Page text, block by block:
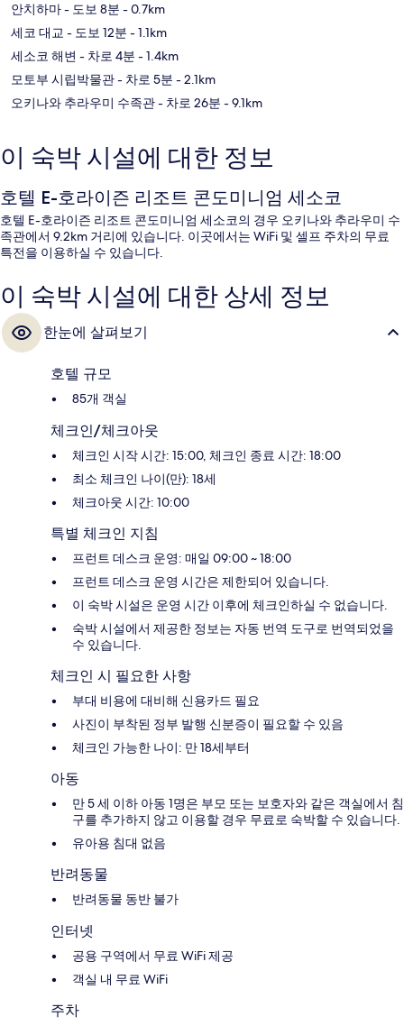
안치하마- 도보 8분 - 0.7km
세코 대교 - 도보 12분 - 1.1km
세소코 해변 - 차로 4분 - 1.4km
모토부 시립박물관- 차로 5분 - 2.1km
오키나와 추라우미 수족관- 차로 26분 - 9.1km
이 숙박 시설에 대한 정보
호텔 E-호라이즌 리조트 콘도미니엄 세소코
호텔 E-호라이즌 리조트 콘도미니엄 세소코의 경우 오키나와 추라우미 수
족관에서 9.2km 거리에 있습니다. 이곳에서는 WiFi 및 셀프 주차의 무료
특전을 이용하실 수 있습니다.
이 숙박 시설에 대한 상세 정보
한눈에 살펴보기
호텔 규모
85개 객실
체크인/체크아웃
체크인 시작 시간: 15:00, 체크인 종료 시간: 18:00
최소 체크인 나이(만): 18세
체크아웃 시간: 10:00
특별 체크인 지침
프런트 데스크 운영: 매일 09:00 ~ 18:00
프런트 데스크 운영 시간은 제한되어 있습니다.
이 숙박 시설은 운영 시간 이후에 체크인하실 수 없습니다.
숙박 시설에서 제공한 정보는 자동 번역 도구로 번역되었을
수 있습니다.
체크인 시 필요한 사항
부대 비용에 대비해 신용카드 필요
사진이 부착된 정부 발행 신분증이 필요할 수 있음
체크인 가능한 나이: 만 18세부터
아동
만 5 세 이하 아동 1명은 부모 또는 보호자와 같은 객실에서 침
구를 추가하지 않고 이용할 경우 무료로 숙박할 수 있습니다.
유아용 침대 없음
반려동물
반려동물 동반 불가
인터넷
공용 구역에서 무료 WiFi 제공
객실 내 무료 WiFi
주차